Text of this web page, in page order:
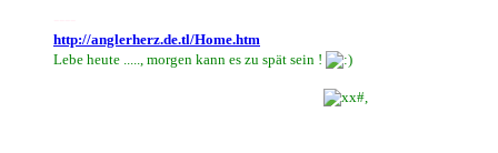
http://anglerherz.de.tl/Home.htm
Lebe heute ....., morgen kann es zu spät sein !